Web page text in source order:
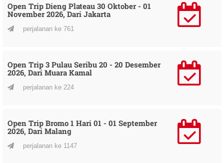
Open Trip Dieng Plateau 30 Oktober - 01
November 2026, Dari Jakarta
perjalanan ke 761
Open Trip 3 Pulau Seribu 20 - 20 Desember
2026, Dari Muara Kamal
perjalanan ke 224
Open Trip Bromo 1 Hari 01 - 01 September
2026, Dari Malang
perjalanan ke 1147